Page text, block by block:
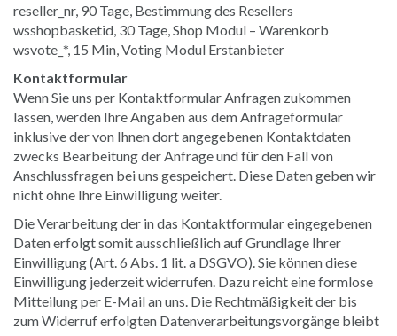
reseller_nr, 90 Tage, Bestimmung des Resellers
wsshopbasketid, 30 Tage, Shop Modul – Warenkorb
wsvote_*, 15 Min, Voting Modul Erstanbieter
Kontaktformular
Wenn Sie uns per Kontaktformular Anfragen zukommen
lassen, werden Ihre Angaben aus dem Anfrageformular
inklusive der von Ihnen dort angegebenen Kontaktdaten
zwecks Bearbeitung der Anfrage und für den Fall von
Anschlussfragen bei uns gespeichert. Diese Daten geben wir
nicht ohne Ihre Einwilligung weiter.
Die Verarbeitung der in das Kontaktformular eingegebenen
Daten erfolgt somit ausschließlich auf Grundlage Ihrer
Einwilligung (Art. 6 Abs. 1 lit. a DSGVO). Sie können diese
Einwilligung jederzeit widerrufen. Dazu reicht eine formlose
Mitteilung per E-Mail an uns. Die Rechtmäßigkeit der bis
zum Widerruf erfolgten Datenverarbeitungsvorgänge bleibt